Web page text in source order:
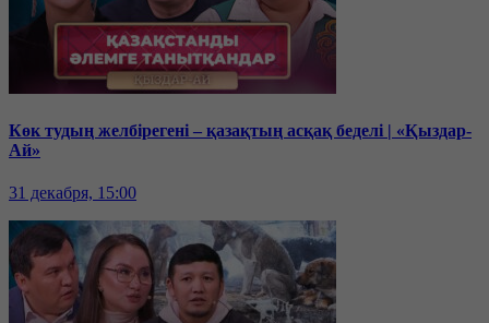
Көк тудың желбірегені – қазақтың асқақ беделі | «Қыздар-
Ай»
31 декабря, 15:00